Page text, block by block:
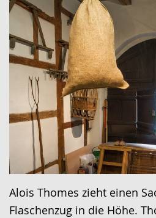
Alois Thomes zieht einen
Flaschenzug in die Höhe.